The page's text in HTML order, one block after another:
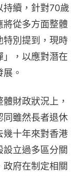
持續，針對70歲
從多方面整體
特別提到，現時
，以應對潛在
。
財政狀況上，
同雖然長者退休
幾十年來對香港
立過多區分關
府在制定相關